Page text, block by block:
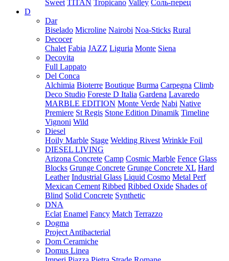
Sweet TITAN Tropicano Valley Соль-перец
D
Dar
Biselado Microline Nairobi Noa-Sticks Rural
Decocer
Chalet Fabia JAZZ Liguria Monte Siena
Decovita
Full Lappato
Del Conca
Alchimia Bioterre Boutique Burma Carpegna Climb
Deco Studio Foreste D Italia Gardena Lavaredo
MARBLE EDITION Monte Verde Nabi Native
Premiere St Regis Stone Edition Dinamik Timeline
Vignoni Wild
Diesel
Hoily Marble Stage Welding Rivest Wrinkle Foil
DIESEL LIVING
Arizona Concrete Camp Cosmic Marble Fence Glass
Blocks Grunge Concrete Grunge Concrete XL Hard
Leather Industrial Glass Liquid Cosmo Metal Perf
Mexican Cement Ribbed Ribbed Oxide Shades of
Blind Solid Concrete Synthetic
DNA
Eclat Enamel Fancy Match Terrazzo
Dogma
Project Antibacterial
Dom Ceramiche
Domus Linea